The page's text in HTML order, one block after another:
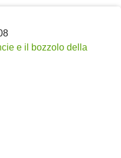
e il bozzolo della